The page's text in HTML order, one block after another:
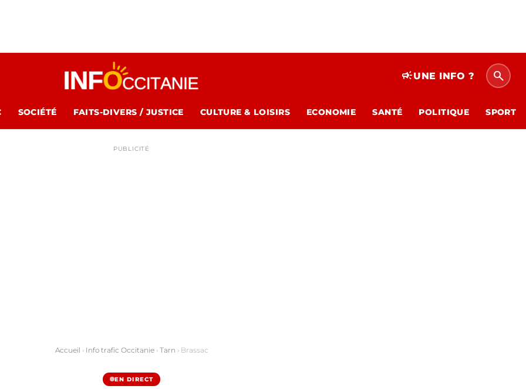
campaignUNE INFO ? search
SOCIÉTÉ FAITS-DIVERS / JUSTICE CULTURE & LOISIRS ECONOMIE SANTÉ POLITIQUE SPORT
PUBLICITÉ
Accueil › Info trafic Occitanie› Tarn › Brassac
EN DIRECT